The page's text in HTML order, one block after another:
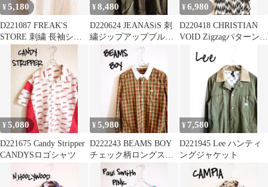
¥5,180
D221087 FREAK'S
STORE 刺繍 長袖シャ
¥8,480
D220624 JEANASiS 刺
繍ジップアップブルゾ
¥6,980
D220418 CHRISTIAN
VOID Zigzagパターン T
¥5,080
D221675 Candy Stripper
CANDYSロゴシャツ
¥5,980
D222243 BEAMS BOY
チェック柄ロングスリ
¥ 7,580
D221945 Lee ハンティ
ングジャケット